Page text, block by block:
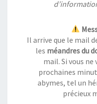
Il arrive que le mail
les méandres du
mail. Si vous ne
prochaines
abymes, tel un
précieux